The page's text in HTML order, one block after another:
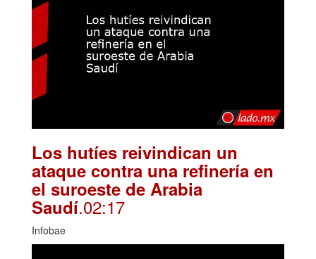
Los hutíes reivindican un
ataque contra una refinería en
el suroeste de Arabia
Saudí.02:17
Infobae